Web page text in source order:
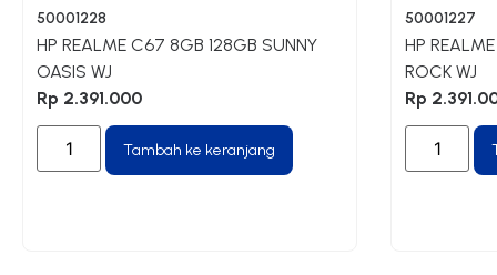
50001228
HP REALME C67 8GB 128GB SUNNY
OASIS WJ
Rp 2.391.000
Tambah ke keranjang
50001227
HP
ROCK WJ
Rp